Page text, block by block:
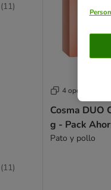
(11)
(11)
4 opciones
Cosma DUO
g - Pack
Pato y pollo